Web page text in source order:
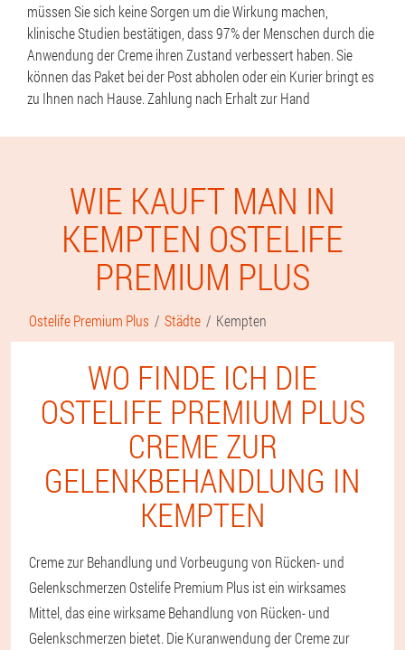
müssen Sie sich keine Sorgen um die Wirkung machen,
klinische Studien bestätigen, dass 97% der Menschen durch die
Anwendung der Creme ihren Zustand verbessert haben. Sie
können das Paket bei der Post abholen oder ein Kurier bringt es
zu Ihnen nach Hause. Zahlung nach Erhalt zur Hand
WIE KAUFT MAN IN
KEMPTEN OSTELIFE
PREMIUM PLUS
Ostelife Premium Plus Städte Kempten
WO FINDE ICH DIE
OSTELIFE PREMIUM PLUS
CREME ZUR
GELENKBEHANDLUNG IN
KEMPTEN
Creme zur Behandlung und Vorbeugung von Rücken- und
Gelenkschmerzen Ostelife Premium Plus ist ein wirksames
Mittel, das eine wirksame Behandlung von Rücken- und
Gelenkschmerzen bietet. Die Kuranwendung der Creme zur